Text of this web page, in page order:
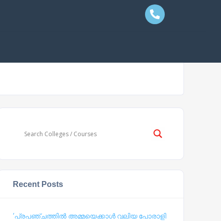
Recent Posts
‘പ്രപഞ്ചത്തില്‍ അമ്മയെക്കാള്‍ വലിയ പോരാളി